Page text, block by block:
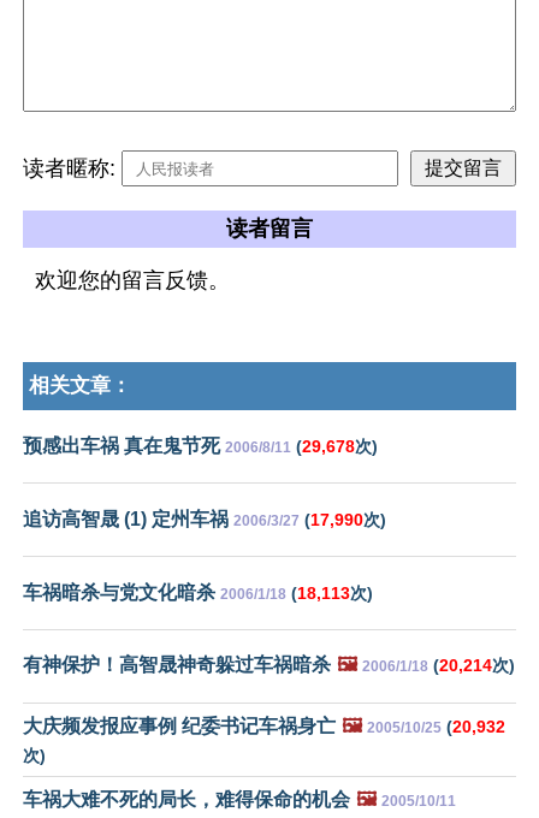
读者暱称:
读者留言
欢迎您的留言反馈。
相关文章：
预感出车祸 真在鬼节死 2006/8/11 (29,678次)
追访高智晟 (1) 定州车祸 2006/3/27 (17,990次)
车祸暗杀与党文化暗杀 2006/1/18 (18,113次)
有神保护！高智晟神奇躲过车祸暗杀 🖼️ 2006/1/18 (20,214次)
大庆频发报应事例 纪委书记车祸身亡 🖼️ 2005/10/25 (20,932
次)
车祸大难不死的局长，难得保命的机会 🖼️ 2005/10/11